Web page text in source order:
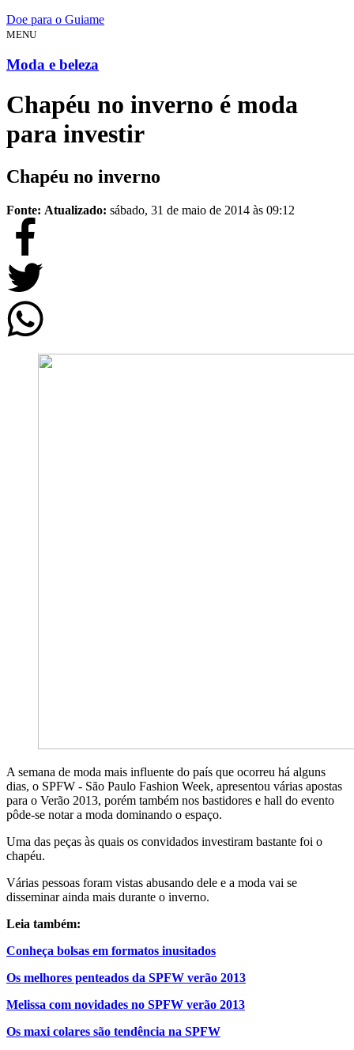
Doe para o Guiame
MENU
Moda e beleza
Chapéu no inverno é moda
para investir
Chapéu no inverno
Fonte: Atualizado: sábado, 31 de maio de 2014 às 09:12
A semana de moda mais influente do país que ocorreu há alguns
dias, o SPFW - São Paulo Fashion Week, apresentou várias apostas
para o Verão 2013, porém também nos bastidores e hall do evento
pôde-se notar a moda dominando o espaço.
Uma das peças às quais os convidados investiram bastante foi o
chapéu.
Várias pessoas foram vistas abusando dele e a moda vai se
disseminar ainda mais durante o inverno.
Leia também:
Conheça bolsas em formatos inusitados
Os melhores penteados da SPFW verão 2013
Melissa com novidades no SPFW verão 2013
Os maxi colares são tendência na SPFW